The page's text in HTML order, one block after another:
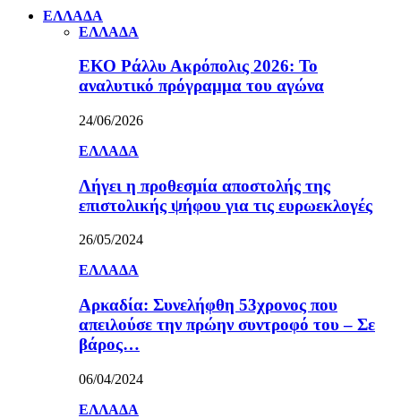
ΕΛΛΑΔΑ
ΕΛΛΑΔΑ
ΕΚΟ Ράλλυ Ακρόπολις 2026: Το
αναλυτικό πρόγραμμα του αγώνα
24/06/2026
ΕΛΛΑΔΑ
Λήγει η προθεσμία αποστολής της
επιστολικής ψήφου για τις ευρωεκλογές
26/05/2024
ΕΛΛΑΔΑ
Αρκαδία: Συνελήφθη 53χρονος που
απειλούσε την πρώην συντροφό του – Σε
βάρος…
06/04/2024
ΕΛΛΑΔΑ